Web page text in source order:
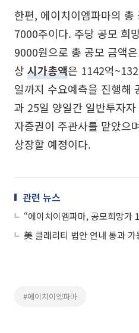
한편, 에이치이엠파마의
7000주이다. 주당 공모 희
9000원으로 총 공모 금액
상 시가총액은 1142억
일까지 수요예측을 진행해
과 25일 양일간 일반투자
자증권이 주관사를 맡았으
상장할 예정이다.
관련 뉴스
“에이치이엠파마, 공모희망가
#에이치이엠파마